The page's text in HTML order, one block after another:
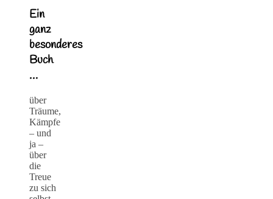
Ein
ganz
besonderes
Buch
…
über
Träume,
Kämpfe
– und
ja –
über
die
Treue
zu sich